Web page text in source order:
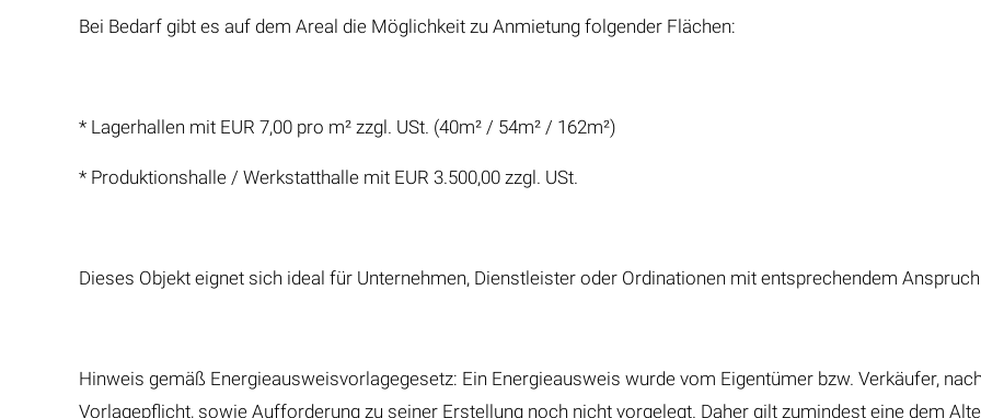
Bei Bedarf gibt es auf dem Areal die Möglichkeit zu Anmietung folgender Flächen:
* Lagerhallen mit EUR 7,00 pro m² zzgl. USt. (40m² / 54m² / 162m²)
* Produktionshalle / Werkstatthalle mit EUR 3.500,00 zzgl. USt.
Dieses Objekt eignet sich ideal für Unternehmen, Dienstleister oder Ordinationen mit entsprechendem
Hinweis gemäß Energieausweisvorlagegesetz: Ein Energieausweis wurde vom Eigentümer bzw. Verkäufer,
Vorlagepflicht, sowie Aufforderung zu seiner Erstellung noch nicht vorgelegt. Daher gilt zumindest eine dem